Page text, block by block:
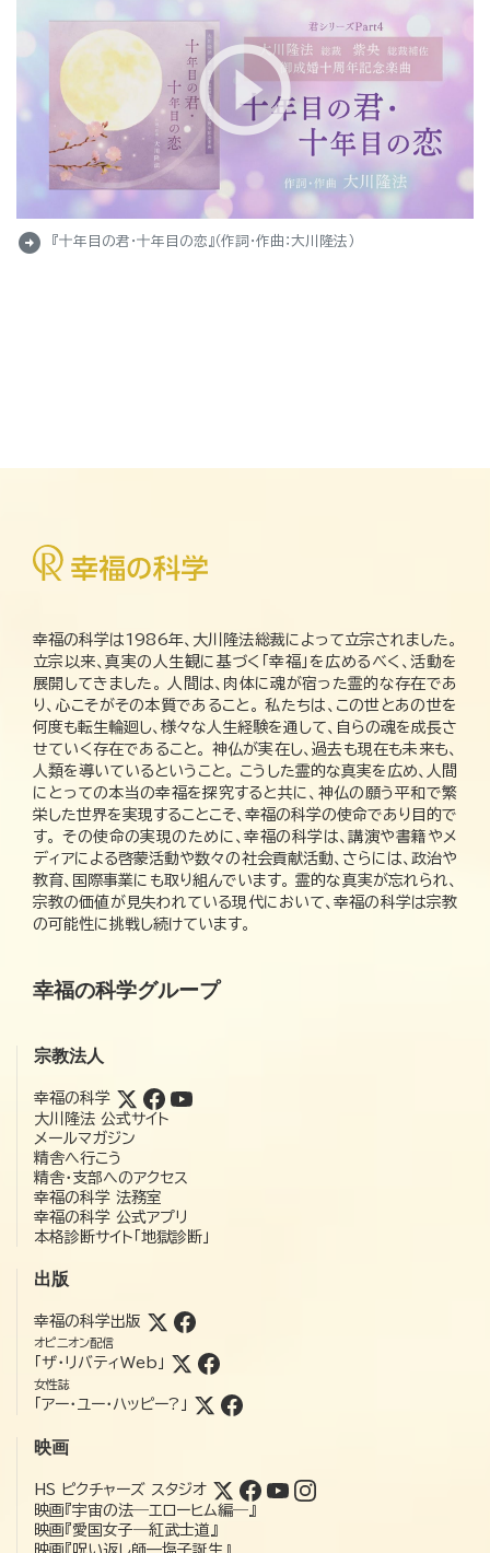
arrow_circle_right 『十年目の君・十年目の恋』（作詞・作曲：大川隆法）
幸福の科学は1986年、大川隆法総裁によって立宗されました。
立宗以来、真実の人生観に基づく「幸福」を広めるべく、活動を
展開してきました。 人間は、肉体に魂が宿った霊的な存在であ
り、心こそがその本質であること。 私たちは、この世とあの世を
何度も転生輪廻し、様々な人生経験を通して、自らの魂を成長さ
せていく存在であること。 神仏が実在し、過去も現在も未来も、
人類を導いているということ。 こうした霊的な真実を広め、人間
にとっての本当の幸福を探究すると共に、神仏の願う平和で繁
栄した世界を実現することこそ、幸福の科学の使命であり目的で
す。 その使命の実現のために、幸福の科学は、講演や書籍やメ
ディアによる啓蒙活動や数々の社会貢献活動、さらには、政治や
教育、国際事業にも取り組んでいます。 霊的な真実が忘れられ、
宗教の価値が見失われている現代において、幸福の科学は宗教
の可能性に挑戦し続けています。
幸福の科学グループ
宗教法人
幸福の科学
大川隆法 公式サイト
メールマガジン
精舎へ行こう
精舎・支部へのアクセス
幸福の科学 法務室
幸福の科学 公式アプリ
本格診断サイト「地獄診断」
出版
幸福の科学出版
オピニオン配信
「ザ・リバティWeb」
女性誌
「アー・ユー・ハッピー?」
映画
HS ピクチャーズ スタジオ
映画『宇宙の法―エローヒム編―』
映画『愛国女子―紅武士道』